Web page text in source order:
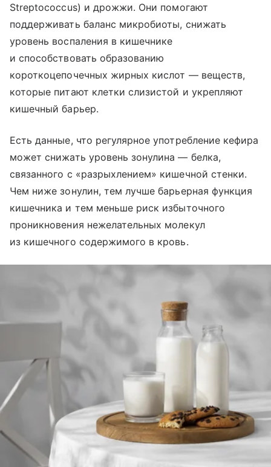
Streptococcus) и дрожжи. Они помогают
поддерживать баланс микробиоты, снижать
уровень воспаления в кишечнике
и способствовать образованию
короткоцепочечных жирных кислот — веществ,
которые питают клетки слизистой и укрепляют
кишечный барьер.
Есть данные, что регулярное употребление кефира
может снижать уровень зонулина — белка,
связанного с «разрыхлением» кишечной стенки.
Чем ниже зонулин, тем лучше барьерная функция
кишечника и тем меньше риск избыточного
проникновения нежелательных молекул
из кишечного содержимого в кровь.